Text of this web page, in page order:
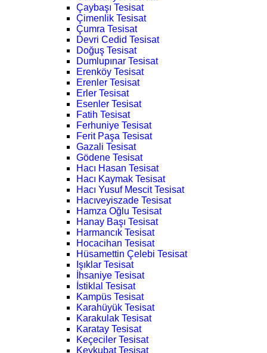
Çaybaşı Tesisat
Çimenlik Tesisat
Çumra Tesisat
Devri Cedid Tesisat
Doğuş Tesisat
Dumlupınar Tesisat
Erenköy Tesisat
Erenler Tesisat
Erler Tesisat
Esenler Tesisat
Fatih Tesisat
Ferhuniye Tesisat
Ferit Paşa Tesisat
Gazali Tesisat
Gödene Tesisat
Hacı Hasan Tesisat
Hacı Kaymak Tesisat
Hacı Yusuf Mescit Tesisat
Hacıveyiszade Tesisat
Hamza Oğlu Tesisat
Hanay Başı Tesisat
Harmancık Tesisat
Hocacihan Tesisat
Hüsamettin Çelebi Tesisat
Işıklar Tesisat
İhsaniye Tesisat
İstiklal Tesisat
Kampüs Tesisat
Karahüyük Tesisat
Karakulak Tesisat
Karatay Tesisat
Keçeciler Tesisat
Keykubat Tesisat